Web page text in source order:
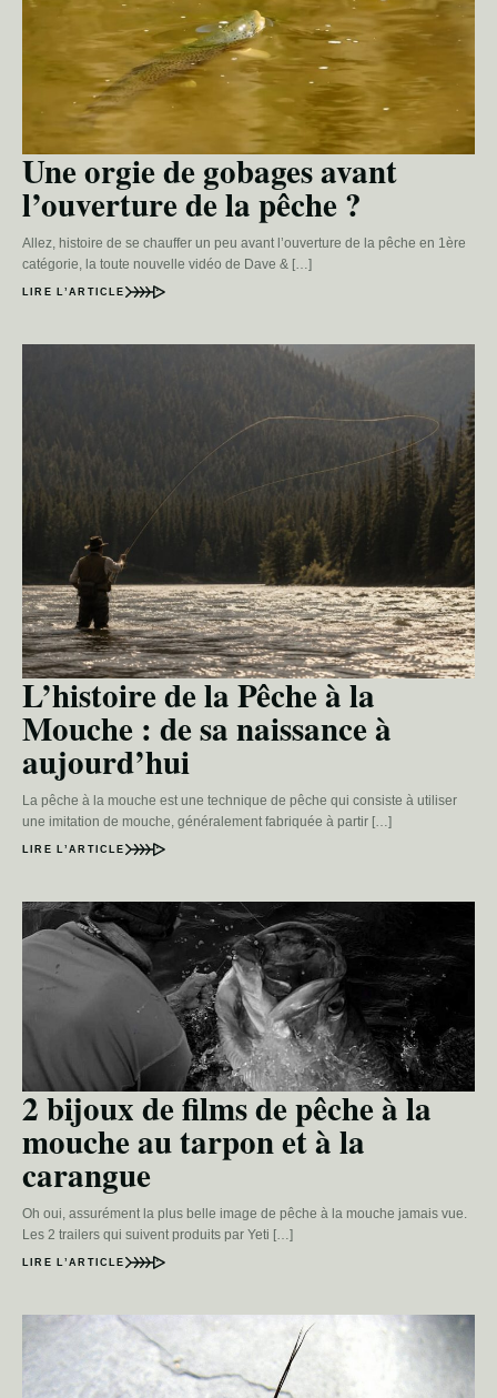
Une orgie de gobages avant
l’ouverture de la pêche ?
Allez, histoire de se chauffer un peu avant l’ouverture de la pêche en 1ère
catégorie, la toute nouvelle vidéo de Dave & […]
LIRE L’ARTICLE
L’histoire de la Pêche à la
Mouche : de sa naissance à
aujourd’hui
La pêche à la mouche est une technique de pêche qui consiste à utiliser
une imitation de mouche, généralement fabriquée à partir […]
LIRE L’ARTICLE
2 bijoux de films de pêche à la
mouche au tarpon et à la
carangue
Oh oui, assurément la plus belle image de pêche à la mouche jamais vue.
Les 2 trailers qui suivent produits par Yeti […]
LIRE L’ARTICLE